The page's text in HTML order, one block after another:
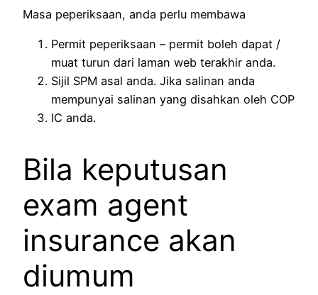
Masa peperiksaan, anda perlu membawa
Permit peperiksaan – permit boleh dapat /
muat turun dari laman web terakhir anda.
Sijil SPM asal anda. Jika salinan anda
mempunyai salinan yang disahkan oleh COP
IC anda.
Bila keputusan
exam agent
insurance akan
diumum